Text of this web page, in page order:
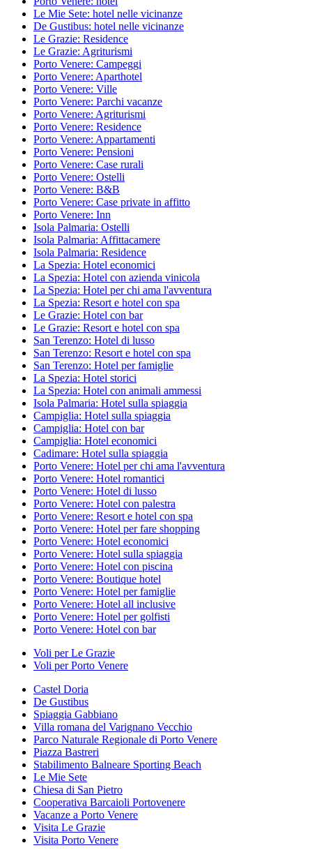
Le Mie Sete: hotel nelle vicinanze
De Gustibus: hotel nelle vicinanze
Le Grazie: Residence
Le Grazie: Agriturismi
Porto Venere: Campeggi
Porto Venere: Aparthotel
Porto Venere: Ville
Porto Venere: Parchi vacanze
Porto Venere: Agriturismi
Porto Venere: Residence
Porto Venere: Appartamenti
Porto Venere: Pensioni
Porto Venere: Case rurali
Porto Venere: Ostelli
Porto Venere: B&B
Porto Venere: Case private in affitto
Porto Venere: Inn
Isola Palmaria: Ostelli
Isola Palmaria: Affittacamere
Isola Palmaria: Residence
La Spezia: Hotel economici
La Spezia: Hotel con azienda vinicola
La Spezia: Hotel per chi ama l'avventura
La Spezia: Resort e hotel con spa
Le Grazie: Hotel con bar
Le Grazie: Resort e hotel con spa
San Terenzo: Hotel di lusso
San Terenzo: Resort e hotel con spa
San Terenzo: Hotel per famiglie
La Spezia: Hotel storici
La Spezia: Hotel con animali ammessi
Isola Palmaria: Hotel sulla spiaggia
Campiglia: Hotel sulla spiaggia
Campiglia: Hotel con bar
Campiglia: Hotel economici
Cadimare: Hotel sulla spiaggia
Porto Venere: Hotel per chi ama l'avventura
Porto Venere: Hotel romantici
Porto Venere: Hotel di lusso
Porto Venere: Hotel con palestra
Porto Venere: Resort e hotel con spa
Porto Venere: Hotel per fare shopping
Porto Venere: Hotel economici
Porto Venere: Hotel sulla spiaggia
Porto Venere: Hotel con piscina
Porto Venere: Boutique hotel
Porto Venere: Hotel per famiglie
Porto Venere: Hotel all inclusive
Porto Venere: Hotel per golfisti
Porto Venere: Hotel con bar
Voli per Le Grazie
Voli per Porto Venere
Castel Doria
De Gustibus
Spiaggia Gabbiano
Villa romana del Varignano Vecchio
Parco Naturale Regionale di Porto Venere
Piazza Bastreri
Stabilimento Balneare Sporting Beach
Le Mie Sete
Chiesa di San Pietro
Cooperativa Barcaioli Portovenere
Vacanze a Porto Venere
Visita Le Grazie
Visita Porto Venere